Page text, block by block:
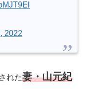
2022
れた妻・山元紀